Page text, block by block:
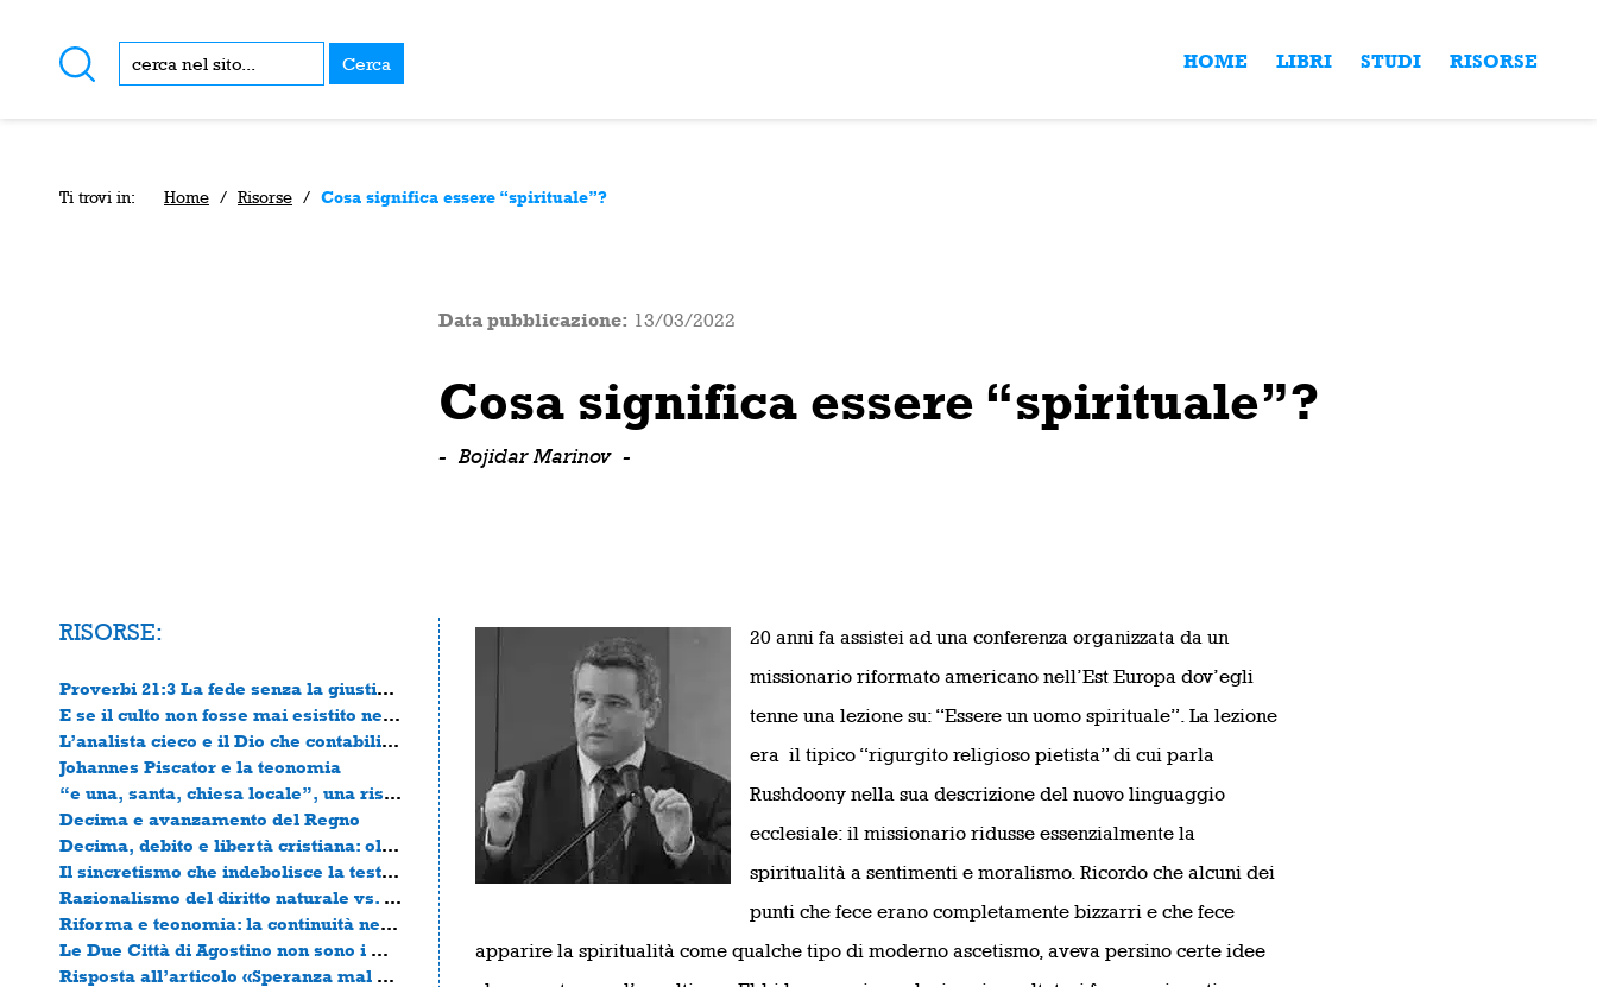
Cerca HOME LIBRI STUDI RISORSE
Ti trovi in: Home / Risorse / Cosa significa essere “spirituale”?
Data pubblicazione: 13/03/2022
Cosa significa essere “spirituale”?
- Bojidar Marinov -
RISORSE:
Proverbi 21:3 La fede senza la giustizia è morta
E se il culto non fosse mai esistito nella chiesa primitiva?
L’analista cieco e il Dio che contabilizza
Johannes Piscator e la teonomia
“e una, santa, chiesa locale”, una risposta alla valutazione del pastore Paolo Castellina
Decima e avanzamento del Regno
Decima, debito e libertà cristiana: oltre la diagnosi
Il sincretismo che indebolisce la testimonianza della Chiesa
Razionalismo del diritto naturale vs. Legge divina rivelata
Riforma e teonomia: la continuità necessaria
Le Due Città di Agostino non sono i Due Regni di Horton
Risposta all’articolo «Speranza mal riposta: l’errore del nazionalismo cristiano»
20 anni fa assistei ad una conferenza organizzata da un
missionario riformato americano nell’Est Europa dov’egli
tenne una lezione su: “Essere un uomo spirituale”. La lezione
era il tipico “rigurgito religioso pietista” di cui parla
Rushdoony nella sua descrizione del nuovo linguaggio
ecclesiale: il missionario ridusse essenzialmente la
spiritualità a sentimenti e moralismo. Ricordo che alcuni dei
punti che fece erano completamente bizzarri e che fece
apparire la spiritualità come qualche tipo di moderno ascetismo, aveva persino certe idee